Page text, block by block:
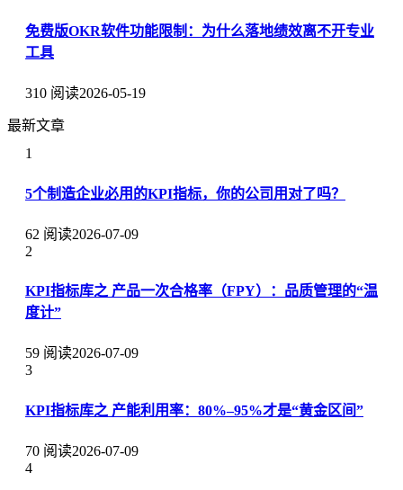
免费版OKR软件功能限制：为什么落地绩效离不开专业
工具
310 阅读2026-05-19
最新文章
1
5个制造企业必用的KPI指标，你的公司用对了吗？
62 阅读2026-07-09
2
KPI指标库之 产品一次合格率（FPY）：品质管理的“温
度计”
59 阅读2026-07-09
3
KPI指标库之 产能利用率：80%–95%才是“黄金区间”
70 阅读2026-07-09
4